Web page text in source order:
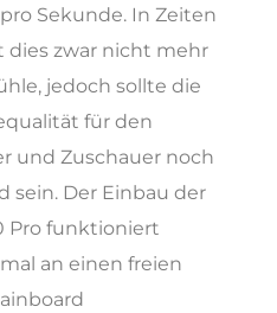
Sekunde. In Zeiten
dies zwar nicht mehr
jedoch sollte die
für den
und Zuschauer noch
sein. Der Einbau der
Pro funktioniert
an einen freien